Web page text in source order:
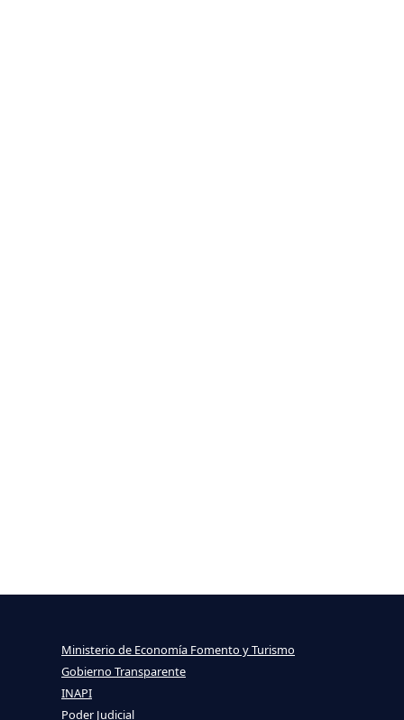
Ministerio de Economía Fomento y Turismo
Gobierno Transparente
INAPI
Poder Judicial